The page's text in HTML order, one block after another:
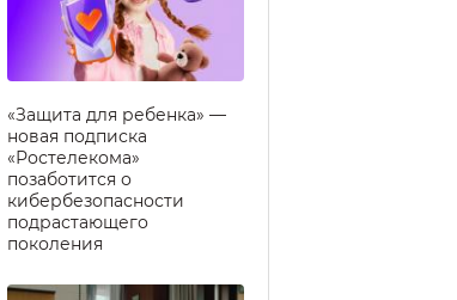
«Защита для ребенка» —
новая подписка
«Ростелекома»
позаботится о
кибербезопасности
подрастающего
поколения